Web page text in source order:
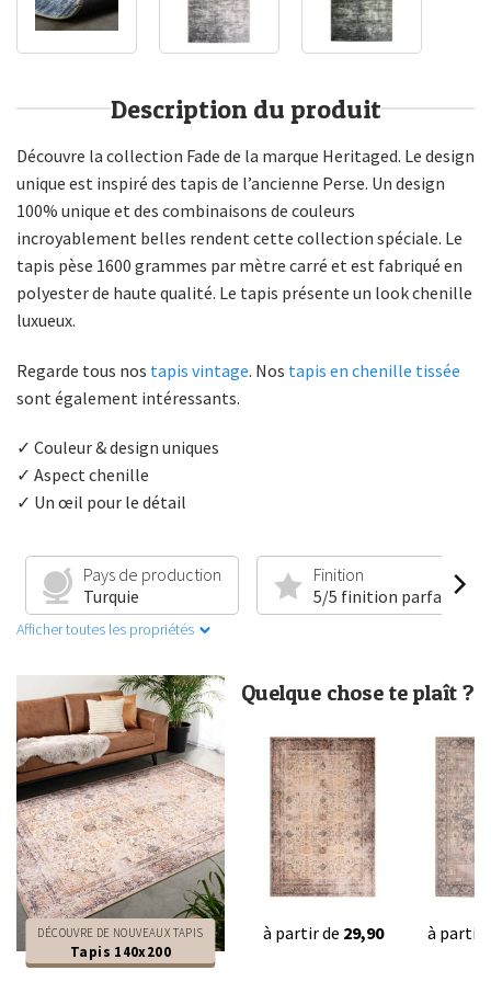
Description du produit
Découvre la collection Fade de la marque Heritaged. Le design
unique est inspiré des tapis de l’ancienne Perse. Un design
100% unique et des combinaisons de couleurs
incroyablement belles rendent cette collection spéciale. Le
tapis pèse 1600 grammes par mètre carré et est fabriqué en
polyester de haute qualité. Le tapis présente un look chenille
luxueux.
Regarde tous nos tapis vintage. Nos tapis en chenille tissée
sont également intéressants.
✓ Couleur & design uniques
✓ Aspect chenille
✓ Un œil pour le détail
Pays de production
Turquie
Finition
5/5 finition parfaite
Afficher toutes les propriétés
DÉCOUVRE DE NOUVEAUX TAPIS
Tapis 140x200
Quelque chose te plaît ?
à partir de 29,90 à partir